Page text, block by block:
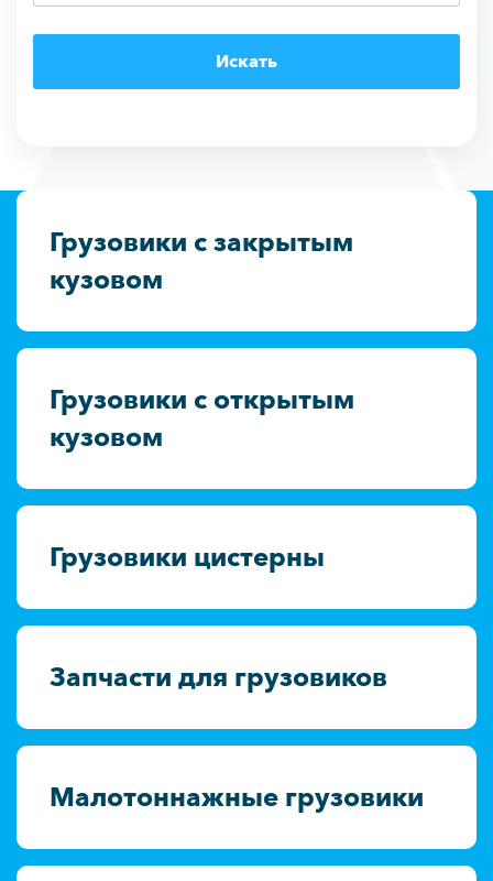
Грузовики с закрытым
кузовом
Грузовики с открытым
кузовом
Грузовики цистерны
Запчасти для грузовиков
Малотоннажные грузовики